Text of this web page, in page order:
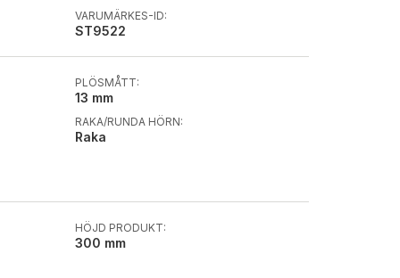
VARUMÄRKES-ID:
ST9522
PLÖSMÅTT:
13 mm
RAKA/RUNDA HÖRN:
Raka
HÖJD PRODUKT:
300 mm